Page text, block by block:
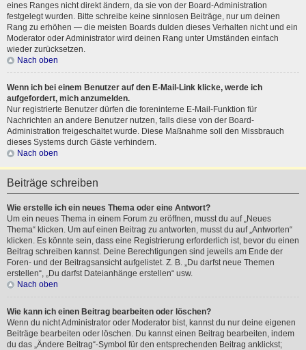
eines Ranges nicht direkt ändern, da sie von der Board-Administration
festgelegt wurden. Bitte schreibe keine sinnlosen Beiträge, nur um deinen
Rang zu erhöhen — die meisten Boards dulden dieses Verhalten nicht und ein
Moderator oder Administrator wird deinen Rang unter Umständen einfach
wieder zurücksetzen.
Nach oben
Wenn ich bei einem Benutzer auf den E-Mail-Link klicke, werde ich
aufgefordert, mich anzumelden.
Nur registrierte Benutzer dürfen die foreninterne E-Mail-Funktion für
Nachrichten an andere Benutzer nutzen, falls diese von der Board-
Administration freigeschaltet wurde. Diese Maßnahme soll den Missbrauch
dieses Systems durch Gäste verhindern.
Nach oben
Beiträge schreiben
Wie erstelle ich ein neues Thema oder eine Antwort?
Um ein neues Thema in einem Forum zu eröffnen, musst du auf „Neues
Thema“ klicken. Um auf einen Beitrag zu antworten, musst du auf „Antworten“
klicken. Es könnte sein, dass eine Registrierung erforderlich ist, bevor du einen
Beitrag schreiben kannst. Deine Berechtigungen sind jeweils am Ende der
Foren- und der Beitragsansicht aufgelistet. Z. B. „Du darfst neue Themen
erstellen“, „Du darfst Dateianhänge erstellen“ usw.
Nach oben
Wie kann ich einen Beitrag bearbeiten oder löschen?
Wenn du nicht Administrator oder Moderator bist, kannst du nur deine eigenen
Beiträge bearbeiten oder löschen. Du kannst einen Beitrag bearbeiten, indem
du das „Ändere Beitrag“-Symbol für den entsprechenden Beitrag anklickst;